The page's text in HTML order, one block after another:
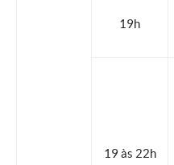
19h
19 às 22h